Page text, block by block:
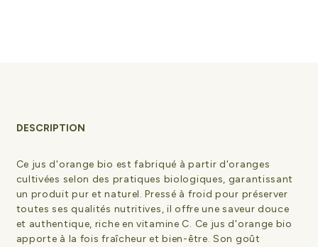
DESCRIPTION
Ce jus d'orange bio est fabriqué à partir d'oranges
cultivées selon des pratiques biologiques, garantissant
un produit pur et naturel. Pressé à froid pour préserver
toutes ses qualités nutritives, il offre une saveur douce
et authentique, riche en vitamine C. Ce jus d'orange bio
apporte à la fois fraîcheur et bien-être. Son goût